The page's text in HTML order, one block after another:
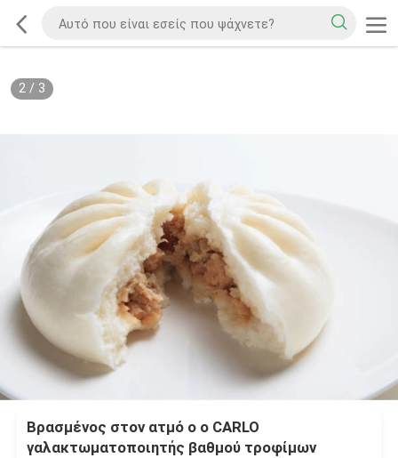
2/ 3
Βρασμένος στον ατμό ο ο CARLO
γαλακτωματοποιητής βαθμού τροφίμων